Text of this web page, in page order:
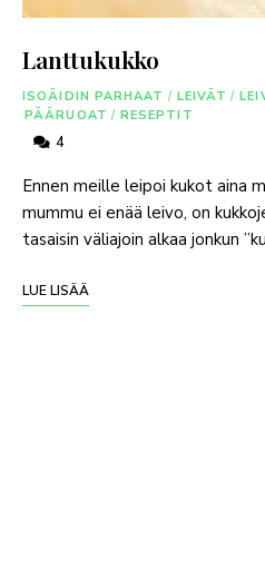
Lanttukukko
ISOÄIDIN PARHAAT / LEIVÄT /
PÄÄRUOAT / RESEPTIT
4
Ennen meille leipoi kukot aina
mummu ei enää leivo, on
tasaisin väliajoin alkaa jonkun
LUE LISÄÄ